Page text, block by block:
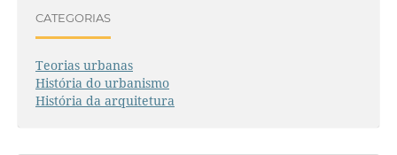
CATEGORIAS
Teorias urbanas
História do urbanismo
História da arquitetura